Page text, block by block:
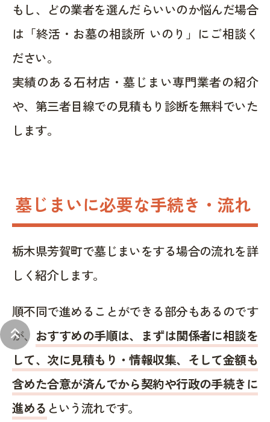
keyboard_double_arrow_up
もし、どの業者を選んだらいいのか悩んだ場合
は「終活・お墓の相談所 いのり」にご相談く
ださい。
実績のある石材店・墓じまい専門業者の紹介
や、第三者目線での見積もり診断を無料でいた
します。
墓じまいに必要な手続き・流れ
栃木県芳賀町で墓じまいをする場合の流れを詳
しく紹介します。
順不同で進めることができる部分もあるのです
が、 おすすめの手順は、まずは関係者に相談を
して、次に見積もり・情報収集、そして金額も
含めた合意が済んでから契約や行政の手続きに
進める という流れです。